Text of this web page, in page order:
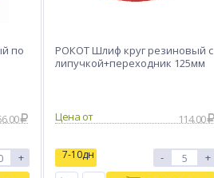
по
+
РОКОТ Шлиф круг резиновый с
липучкой+переходник 125мм
Цена от 114.00
7-10дн - +